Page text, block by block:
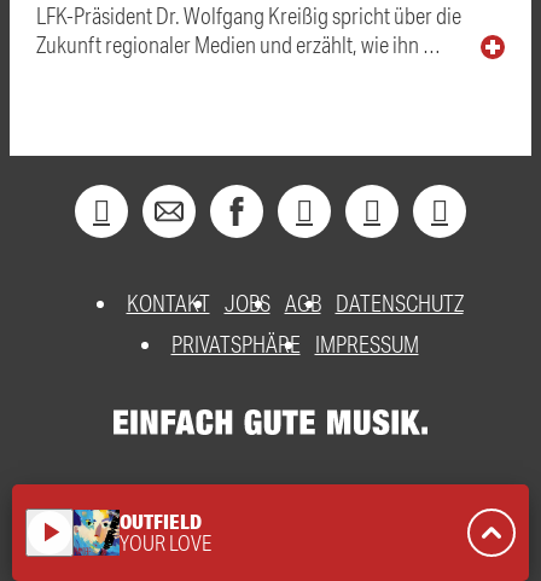
LFK-Präsident Dr. Wolfgang Kreißig spricht über die
Zukunft regionaler Medien und erzählt, wie ihn …
KONTAKT JOBS AGB DATENSCHUTZ
PRIVATSPHÄRE
IMPRESSUM
play_arrow OUTFIELD
YOUR LOVE